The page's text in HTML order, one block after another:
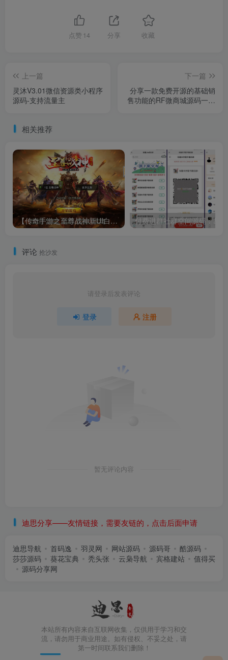
点赞 14 分享 收藏
上一篇
灵沐V3.01微信资源类小程序
源码-支持流量主
下一篇
分享一款免费开源的基础销
售功能的RF微商城源码一端
相关推荐
【传奇手游之至尊战神新UI白猪3.1修复免授权版】三职业复古特色战神引擎传奇手游-Win服务端源码视频架设教程
评论 抢沙发
请登录后发表评论
登录 注册
暂无评论内容
迪思分享——友情链接，需要友链的，点击后面申请
迪思导航 首码逸 羽灵网 网站源码 源码哥
酷源码
莎莎源码
葵花宝典 秃头张 云枭导航 宾格建站
值得买
源码分享网
本站所有内容来自互联网收集，仅供用于学习和交
流，请勿用于商业用途。如有侵权、不妥之处，请
第一时间联系我们删除！